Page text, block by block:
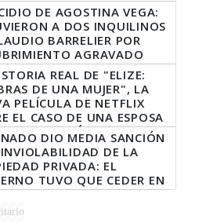
DE AGOSTINA VEGA:
A DOS INQUILINOS
BARRELIER POR
AGRAVADO
REAL DE "ELIZE:
DE UNA MUJER", LA
PELÍCULA DE NETFLIX
EL CASO DE UNA ESPOSA
A SU
DIO MEDIA SANCIÓN
DE LA
PRIVADA: EL
TUVO QUE CEDER EN
DEL MANEJO DEL FUEGO